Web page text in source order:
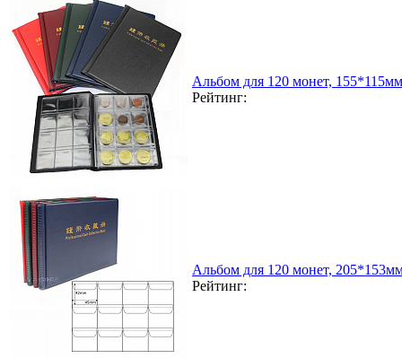
Альбом для 120 монет, 155*115мм
Рейтинг:
Альбом для 120 монет,
Рейтинг: